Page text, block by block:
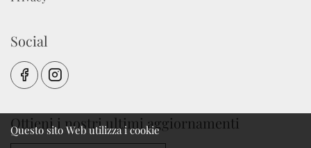
Social
Ottieni i nostri ultimi aggiornamenti
Questo sito Web utilizza i cookie